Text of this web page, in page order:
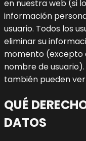
en nuestra web (si
información
usuario. Todos los
eliminar su
momento (excepto
nombre de
también pueden
QUÉ
DATOS